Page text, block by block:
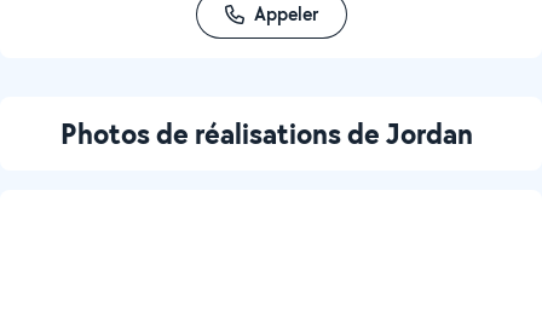
Appeler
Photos de réalisations de Jordan